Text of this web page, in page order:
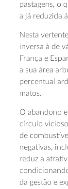
pastagens, o
a já reduzida
Nesta
inversa à de
França e
a sua área
percentual
matos.
O abandono
círculo
de
negativas,
reduz a
da gestão e